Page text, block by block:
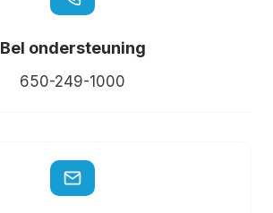
Bel ondersteuning
650-249-1000